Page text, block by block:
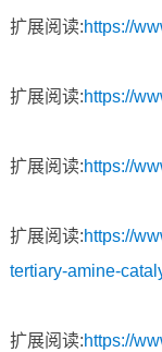
扩展阅读:https://
扩展阅读:https://
扩展阅读:https://
扩展阅读:https://
tertiary-amine-
扩展阅读:https://